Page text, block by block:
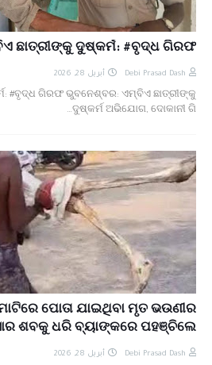
ଛାତ୍ରୀଙ୍କୁ ଦୁଷ୍କର୍ମ: #ବୃଦ୍ଧ ଗିରଫ
Debi Prasad Dash أبريل 28, 2026
#ବୃଦ୍ଧ ଗିରଫ ଭୁବନେଶ୍ବର: ଏମ୍‌ବିଏ ଛାତ୍ରୀଙ୍କୁ
ଦୁଷ୍କର୍ମ ଅଭିଯୋଗ, ଦୋକାନୀ ଗି…
ପୋତା ଯାଇଥିବା ମୃତ ଭଉଣୀର
ଶବକୁ ଧରି ବ୍ୟାଙ୍କରେ ପହଞ୍ଚିଲେ
Debi Prasad Dash أبريل 28, 2026